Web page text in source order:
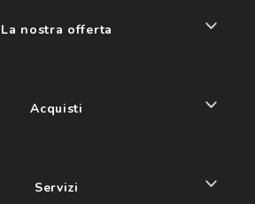
La nostra offerta
Acquisti
Servizi